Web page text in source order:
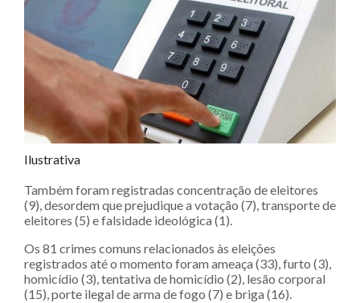
Ilustrativa
Também foram registradas concentração de eleitores
(9), desordem que prejudique a votação (7), transporte de
eleitores (5) e falsidade ideológica (1).
Os 81 crimes comuns relacionados às eleições
registrados até o momento foram ameaça (33), furto (3),
homicídio (3), tentativa de homicídio (2), lesão corporal
(15), porte ilegal de arma de fogo (7) e briga (16).